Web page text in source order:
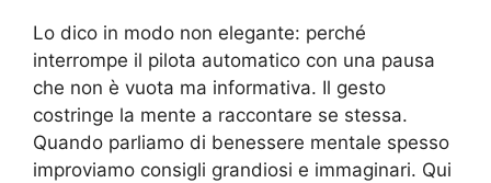
Lo dico in modo non elegante: perché
interrompe il pilota automatico con una pausa
che non è vuota ma informativa. Il gesto
costringe la mente a raccontare se stessa.
Quando parliamo di benessere mentale spesso
improviamo consigli grandiosi e immaginari. Qui